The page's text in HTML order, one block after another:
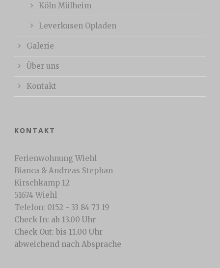
Köln Mülheim
Leverkusen Opladen
Galerie
Über uns
Kontakt
KONTAKT
Ferienwohnung Wiehl
Bianca & Andreas Stephan
Kirschkamp 12
51674 Wiehl
Telefon: 0152 - 33 84 73 19
Check In: ab 13.00 Uhr
Check Out: bis 11.00 Uhr
abweichend nach Absprache